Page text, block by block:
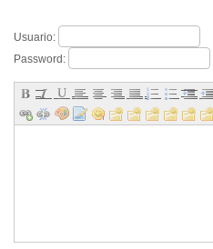
Usuario:
Password: